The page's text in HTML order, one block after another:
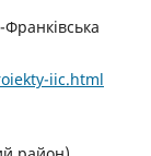
Франківська
iic.html